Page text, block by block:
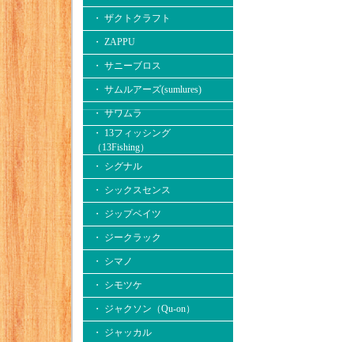
・ ザクトクラフト
・ ZAPPU
・ サニーブロス
・ サムルアーズ(sumlures)
・ サワムラ
・ 13フィッシング
（13Fishing）
・ シグナル
・ シックスセンス
・ ジップベイツ
・ ジークラック
・ シマノ
・ シモツケ
・ ジャクソン（Qu-on）
・ ジャッカル